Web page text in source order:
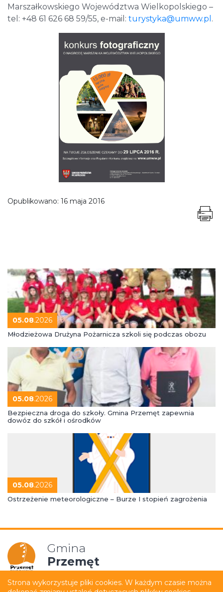
Marszałkowskiego Województwa Wielkopolskiego –
tel: +48 61 626 68 59/55, e-mail: turystyka@umww.pl .
Opublikowano: 16 maja 2016
05.08.2026
Młodzieżowa Drużyna Pożarnicza szkoli się podczas obozu
05.08.2026
Bezpieczna droga do szkoły. Gmina Przemęt zapewnia
dowóz do szkół i ośrodków
05.08.2026
Ostrzeżenie meteorologiczne – Burze I stopień zagrożenia
Gmina
Przemęt
Strona wykorzystuje pliki cookies. W każdym czasie można